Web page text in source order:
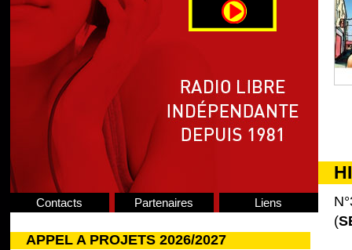
Contacts Partenaires Liens
APPEL A PROJETS 2026/2027
(